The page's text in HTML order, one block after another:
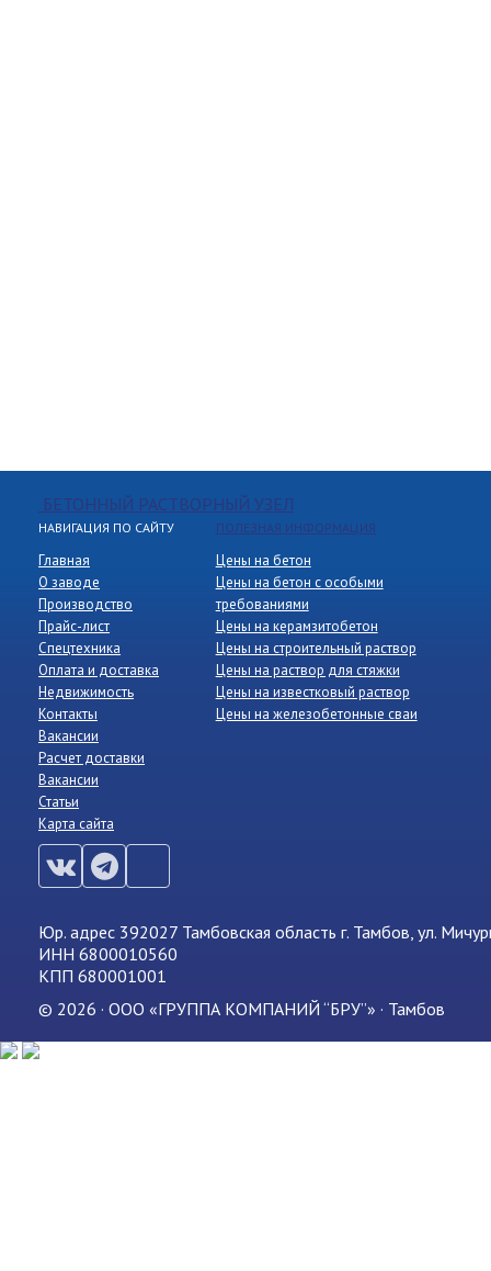
БЕТОННЫЙ РАСТВОРНЫЙ УЗЕЛ
НАВИГАЦИЯ ПО САЙТУ
Главная
О заводе
Производство
Прайс-лист
Спецтехника
Оплата и доставка
Недвижимость
Контакты
Вакансии
Расчет доставки
Вакансии
Статьи
Карта сайта
ПОЛЕЗНАЯ ИНФОРМАЦИЯ
Цены на бетон
Цены на бетон с особыми
требованиями
Цены на керамзитобетон
Цены на строительный раствор
Цены на раствор для стяжки
Цены на известковый раствор
Цены на железобетонные сваи
Юр. адрес 392027 Тамбовская область г. Тамбов, ул.
ИНН 6800010560
КПП 680001001
© 2026 · ООО «ГРУППА КОМПАНИЙ “БРУ”» · Тамбов